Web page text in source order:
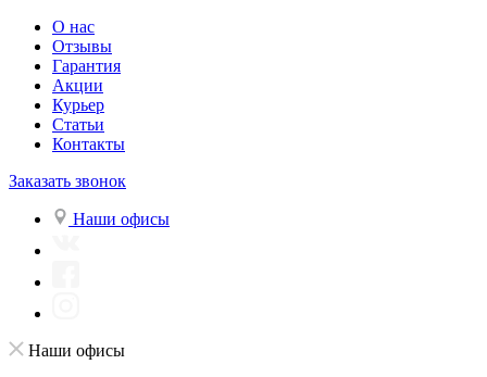
О нас
Отзывы
Гарантия
Акции
Курьер
Статьи
Контакты
Заказать звонок
Наши офисы
Наши офисы